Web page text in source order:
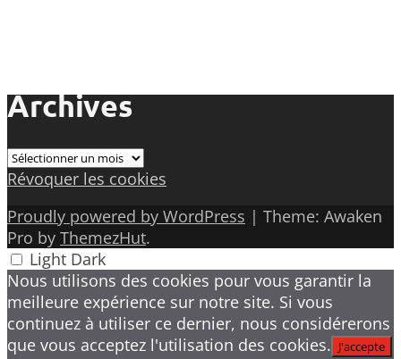
Archives
Archives
Révoquer les cookies
Proudly powered by WordPress | Theme: Awaken
Pro by ThemezHut.
Light Dark
Nous utilisons des cookies pour vous garantir la
meilleure expérience sur notre site. Si vous
continuez à utiliser ce dernier, nous considérerons
que vous acceptez l'utilisation des cookies. J'accepte